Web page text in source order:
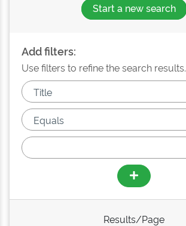
Start a new search
Add filters:
Use filters to refine the search results.
Results/Page